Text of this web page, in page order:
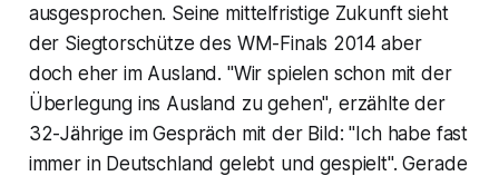
ausgesprochen. Seine mittelfristige Zukunft sieht
der Siegtorschütze des WM-Finals 2014 aber
doch eher im Ausland. "Wir spielen schon mit der
Überlegung ins Ausland zu gehen", erzählte der
32-Jährige im Gespräch mit der Bild: "Ich habe fast
immer in Deutschland gelebt und gespielt". Gerade